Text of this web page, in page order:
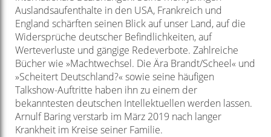
Auslandsaufenthalte in den USA, Frankreich und
England schärften seinen Blick auf unser Land, auf die
Widersprüche deutscher Befindlichkeiten, auf
Werteverluste und gängige Redeverbote. Zahlreiche
Bücher wie »Machtwechsel. Die Ära Brandt/Scheel« und
»Scheitert Deutschland?« sowie seine häufigen
Talkshow-Auftritte haben ihn zu einem der
bekanntesten deutschen Intellektuellen werden lassen.
Arnulf Baring verstarb im März 2019 nach langer
Krankheit im Kreise seiner Familie.